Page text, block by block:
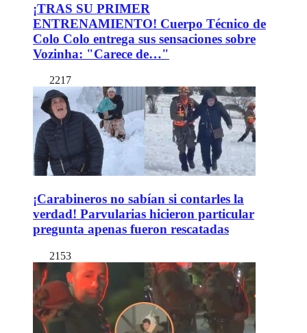
¡TRAS SU PRIMER
ENTRENAMIENTO! Cuerpo Técnico de
Colo Colo entrega sus sensaciones sobre
Vozinha: "Carece de…"
2217
¡Carabineros no sabían si contarles la
verdad! Parvularias hicieron particular
pregunta apenas fueron rescatadas
2153